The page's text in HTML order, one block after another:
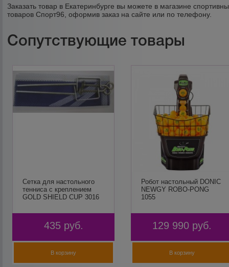
Заказать товар в Екатеринбурге вы можете в магазине
товаров Спорт96, оформив заказ на сайте или по телефону.
Сопутствующие товары
Сетка для настольного
тенниса с креплением
GOLD SHIELD CUP 3016
435 руб.
В корзину
Робот настольный DONIC
NEWGY ROBO-PONG
1055
129 990 руб.
В корзину